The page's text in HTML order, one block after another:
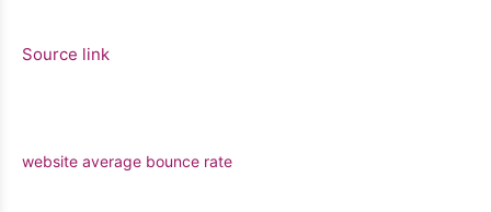
Source link
website average bounce rate